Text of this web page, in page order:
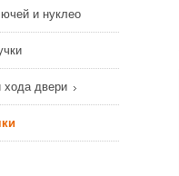
и нуклео
хода двери